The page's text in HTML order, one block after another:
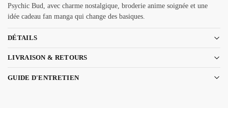
Psychic Bud, avec charme nostalgique, broderie anime soignée et une
idée cadeau fan manga qui change des basiques.
DÉTAILS
LIVRAISON & RETOURS
GUIDE D'ENTRETIEN